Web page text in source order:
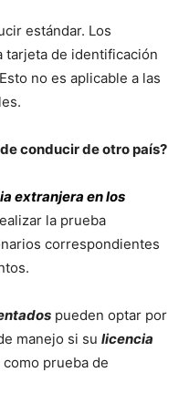
estándar. Los
tarjeta de identificación
no es aplicable a las
conducir de otro país?
extranjera en los
la prueba
correspondientes
pueden optar por
manejo si su licencia
como prueba de